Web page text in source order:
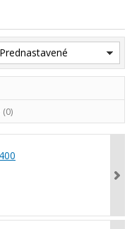
Prednastavené
(0)